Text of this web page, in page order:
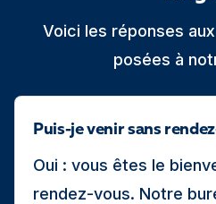
Voici les réponses
posées à
Puis-je venir sans
Oui : vous êtes le
rendez-vous. Notre